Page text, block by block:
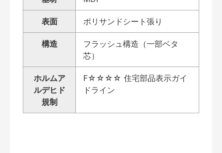
表面 ポリサンドシート張り
構造
フラッシュ構造（一部ベタ
芯）
ホルムア
ルデヒド
規制
F☆☆☆☆ 住宅部品表示ガイ
ドライン